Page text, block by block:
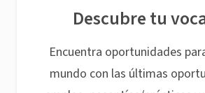
Descubre tu
Encuentra oportunidades
mundo con las últimas